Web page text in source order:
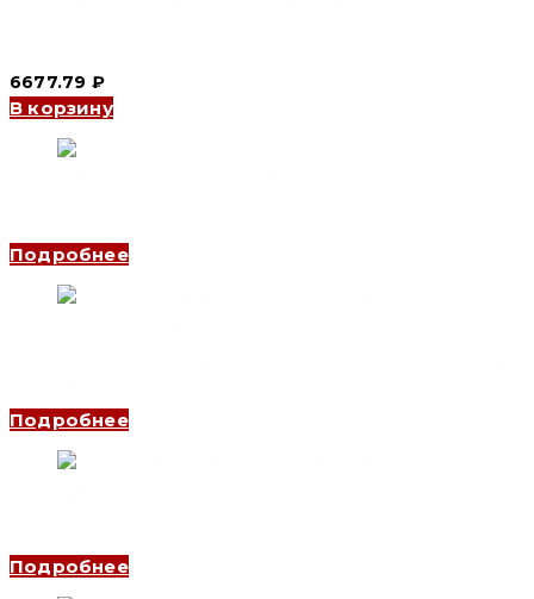
6677.79 ₽
В корзину
Подробнее
Подробнее
Подробнее